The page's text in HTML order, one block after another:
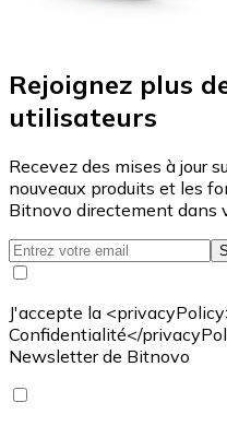
Rejoignez plus
utilisateurs
Recevez des mises à jour
nouveaux produits et les
Bitnovo directement dans
J'accepte la
Confidentialité</
Newsletter de Bitnovo